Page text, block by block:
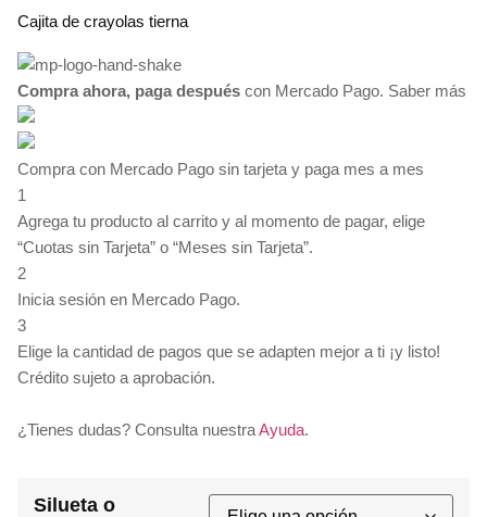
precios:
$35.00
hasta
Cajita de crayolas tierna
Compra ahora, paga después con Mercado Pago. Saber más
Compra con Mercado Pago sin tarjeta y paga mes a mes
1
Agrega tu producto al carrito y al momento de pagar, elige
“Cuotas sin Tarjeta” o “Meses sin Tarjeta”.
2
Inicia sesión en Mercado Pago.
3
Elige la cantidad de pagos que se adapten mejor a ti ¡y listo!
Crédito sujeto a aprobación.
¿Tienes dudas? Consulta nuestraAyuda.
Silueta o